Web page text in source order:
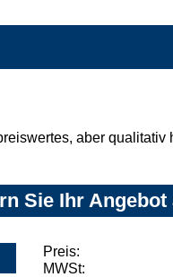
aber qualitativ
Sie Ihr Angebot
Preis:
MWSt: